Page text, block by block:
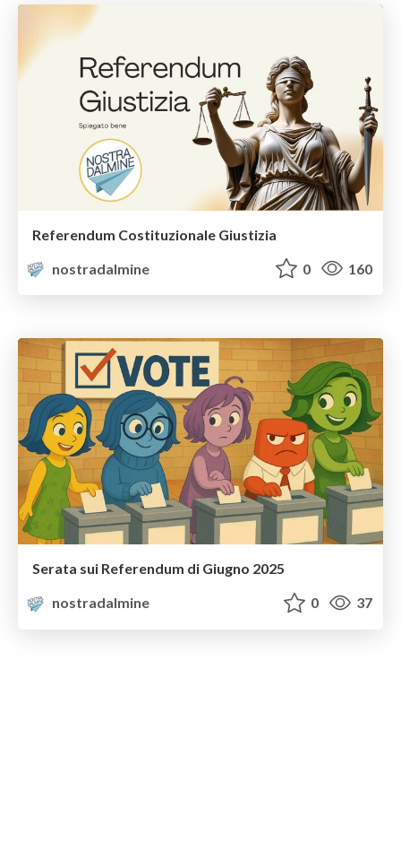
Referendum Costituzionale Giustizia
nostradalmine
0 160
Serata sui Referendum di Giugno 2025
nostradalmine
0 37